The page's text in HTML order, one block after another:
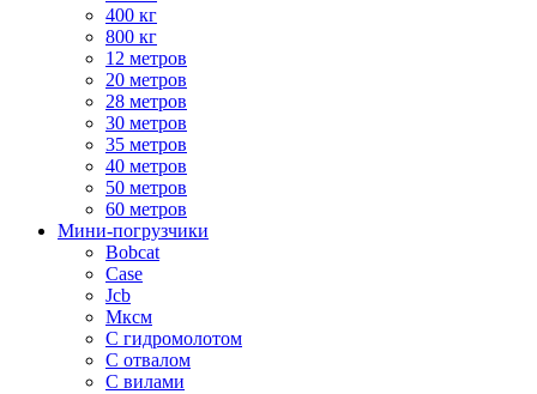
400 кг
800 кг
12 метров
20 метров
28 метров
30 метров
35 метров
40 метров
50 метров
60 метров
Мини-погрузчики
Bobcat
Case
Jcb
Мксм
С гидромолотом
С отвалом
С вилами